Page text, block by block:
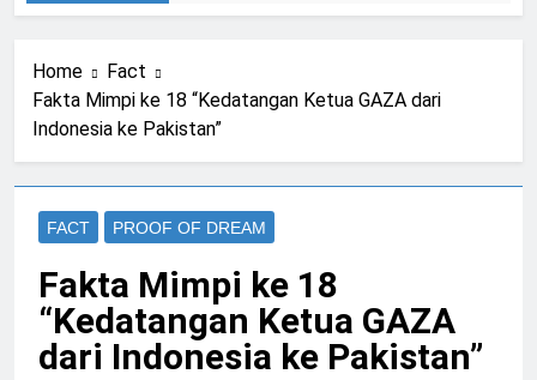
Home
Fact
Fakta Mimpi ke 18 “Kedatangan Ketua GAZA dari
Indonesia ke Pakistan”
FACT PROOF OF DREAM
Fakta Mimpi ke 18
“Kedatangan Ketua GAZA
dari Indonesia ke Pakistan”